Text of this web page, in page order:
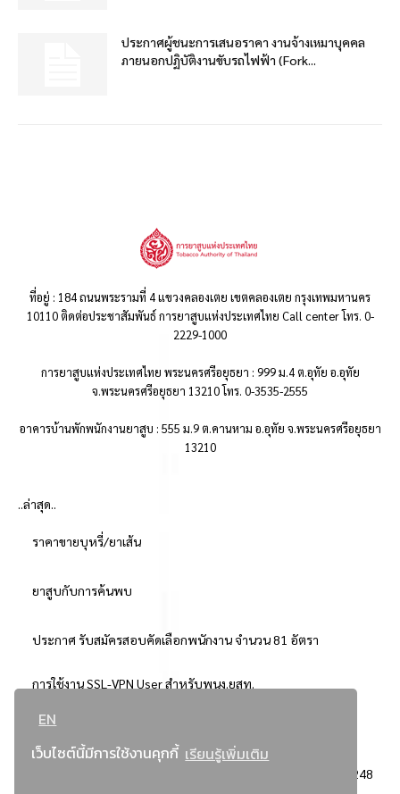
EN
เว็บไซต์นี้มีการใช้งานคุกกี้ เรียนรู้เพิ่มเติม
ประกาศผู้ชนะการเสนอราคา งานจ้างเหมาบุคคล
ภายนอกปฏิบัติงานขับรถไฟฟ้า (Fork...
ที่อยู่ : 184 ถนนพระรามที่ 4 แขวงคลองเตย เขตคลองเตย กรุงเทพมหานคร
10110 ติดต่อประชาสัมพันธ์ การยาสูบแห่งประเทศไทย Call center โทร. 0-
2229-1000
การยาสูบแห่งประเทศไทย พระนครศรีอยุธยา : 999 ม.4 ต.อุทัย อ.อุทัย
จ.พระนครศรีอยุธยา 13210 โทร. 0-3535-2555
อาคารบ้านพักพนักงานยาสูบ : 555 ม.9 ต.คานหาม อ.อุทัย จ.พระนครศรีอยุธยา
13210
..ล่าสุด..
ราคาขายบุหรี่/ยาเส้น
ยาสูบกับการค้นพบ
ประกาศ รับสมัครสอบคัดเลือกพนักงาน จำนวน 81 อัตรา
การใช้งาน SSL-VPN User สำหรับพนง.ยสท.
..ยอดนิยม..
3248